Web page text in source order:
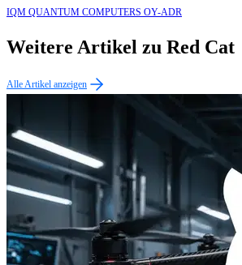
IQM QUANTUM COMPUTERS OY-ADR
Weitere Artikel zu Red Cat
Alle Artikel anzeigen